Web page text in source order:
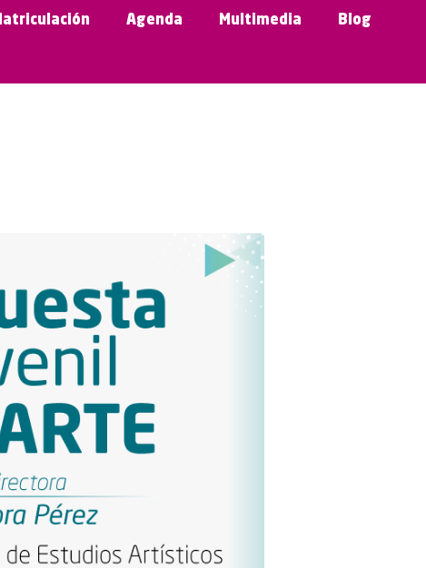
Agenda Multimedia Blog